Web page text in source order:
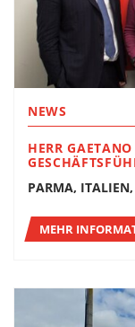
NEWS
HERR
PARMA,
MEHR